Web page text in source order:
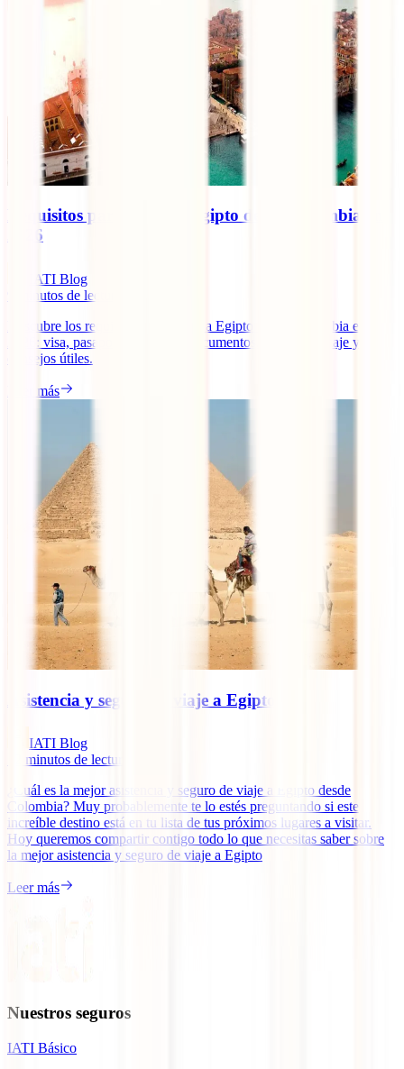
Requisitos para viajar a Egipto desde Colombia en
2026
IATI Blog
minutos de lectura
Descubre los requisitos para viajar a Egipto desde Colombia en
2026: visa, pasaporte, vacunas, documentos, seguro de viaje y
consejos útiles.
Leer más
Asistencia y seguro de viaje a Egipto
IATI Blog
minutos de lectura
¿Cuál es la mejor asistencia y seguro de viaje a Egipto desde
Colombia? Muy probablemente te lo estés preguntando si este
increíble destino está en tu lista de tus próximos lugares a visitar.
Hoy queremos compartir contigo todo lo que necesitas saber sobre
la mejor asistencia y seguro de viaje a Egipto
Leer más
Nuestros seguros
IATI Básico